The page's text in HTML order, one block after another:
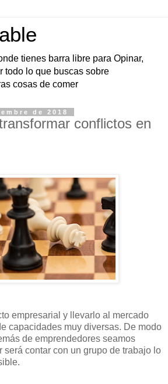
tienes barra libre para Opinar,
todo lo que buscas sobre
cosas de comer
de 2018
conflictos en
empresarial y llevarlo al mercado
capacidades muy diversas. De modo
de emprendedores seamos
será contar con un grupo de trabajo lo